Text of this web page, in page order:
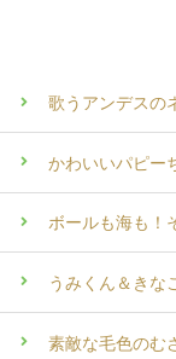
歌うアンデスの
かわいいパピー
ボールも海も！
うみくん＆きな
素敵な毛色のむ